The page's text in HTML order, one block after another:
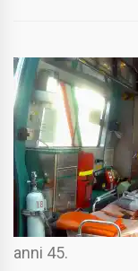
anni 45.